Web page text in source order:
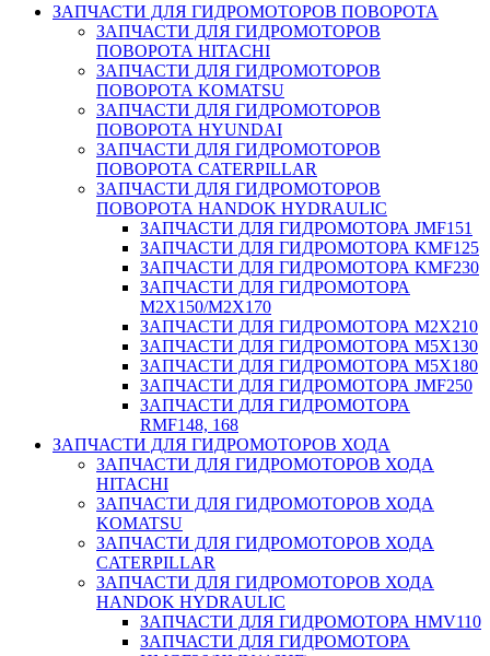
ЗАПЧАСТИ ДЛЯ ГИДРОМОТОРОВ ПОВОРОТА
ЗАПЧАСТИ ДЛЯ ГИДРОМОТОРОВ
ПОВОРОТА HITACHI
ЗАПЧАСТИ ДЛЯ ГИДРОМОТОРОВ
ПОВОРОТА KOMATSU
ЗАПЧАСТИ ДЛЯ ГИДРОМОТОРОВ
ПОВОРОТА HYUNDAI
ЗАПЧАСТИ ДЛЯ ГИДРОМОТОРОВ
ПОВОРОТА CATERPILLAR
ЗАПЧАСТИ ДЛЯ ГИДРОМОТОРОВ
ПОВОРОТА HANDOK HYDRAULIC
ЗАПЧАСТИ ДЛЯ ГИДРОМОТОРА JMF151
ЗАПЧАСТИ ДЛЯ ГИДРОМОТОРА KMF125
ЗАПЧАСТИ ДЛЯ ГИДРОМОТОРА KMF230
ЗАПЧАСТИ ДЛЯ ГИДРОМОТОРА
M2X150/M2X170
ЗАПЧАСТИ ДЛЯ ГИДРОМОТОРА M2X210
ЗАПЧАСТИ ДЛЯ ГИДРОМОТОРА M5X130
ЗАПЧАСТИ ДЛЯ ГИДРОМОТОРА M5X180
ЗАПЧАСТИ ДЛЯ ГИДРОМОТОРА JMF250
ЗАПЧАСТИ ДЛЯ ГИДРОМОТОРА
RMF148, 168
ЗАПЧАСТИ ДЛЯ ГИДРОМОТОРОВ ХОДА
ЗАПЧАСТИ ДЛЯ ГИДРОМОТОРОВ ХОДА
HITACHI
ЗАПЧАСТИ ДЛЯ ГИДРОМОТОРОВ ХОДА
KOMATSU
ЗАПЧАСТИ ДЛЯ ГИДРОМОТОРОВ ХОДА
CATERPILLAR
ЗАПЧАСТИ ДЛЯ ГИДРОМОТОРОВ ХОДА
HANDOK HYDRAULIC
ЗАПЧАСТИ ДЛЯ ГИДРОМОТОРА HMV110
ЗАПЧАСТИ ДЛЯ ГИДРОМОТОРА